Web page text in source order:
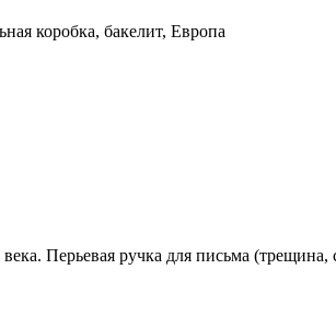
коробка, бакелит, Европа
Перьевая ручка для письма (трещина,